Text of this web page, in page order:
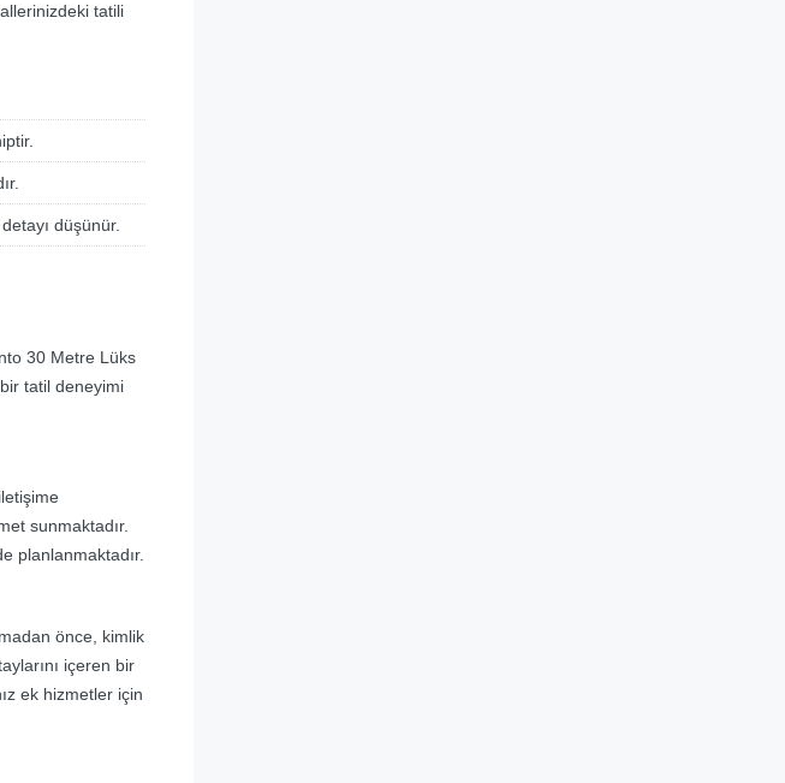
tatili
düşünür.
30 Metre Lüks
tatil deneyimi
sunmaktadır.
planlanmaktadır.
önce, kimlik
içeren bir
ek hizmetler için